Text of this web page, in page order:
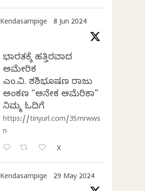
Kendasampige 8 Jun 2024
ಭಾರತಕ್ಕೆ ಹತ್ತಿರವಾದ
ಅಮೇರಿಕ
ಎಂ.ವಿ. ಶಶಿಭೂಷಣ ರಾಜು
ಅಂಕಣ “ಅನೇಕ ಅಮೆರಿಕಾ”
ನಿಮ್ಮ ಓದಿಗೆ
https://tinyurl.com/35mrwws
n
X
Kendasampige 29 May 2024